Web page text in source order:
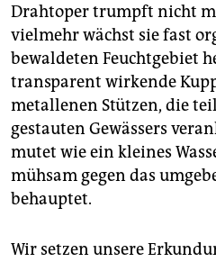
Drahtoper trumpft nicht
vielmehr wächst sie fast
bewaldeten Feuchtgebiet
transparent wirkende
metallenen Stützen, die
gestauten Gewässers
mutet wie ein kleines
mühsam gegen das
behauptet.
Wir setzen unsere